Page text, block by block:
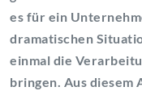
es für ein
dramatischen
einmal die
bringen. Aus diesem